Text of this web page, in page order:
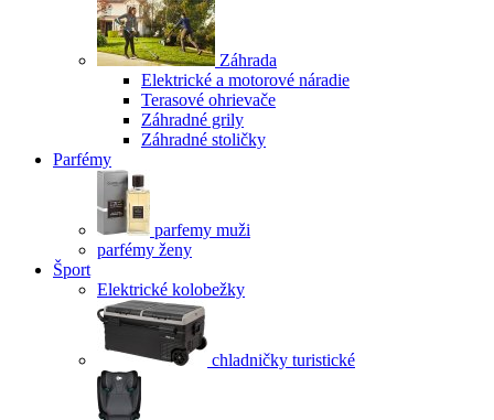
Záhrada
Elektrické a motorové náradie
Terasové ohrievače
Záhradné grily
Záhradné stoličky
Parfémy
parfemy muži
parfémy ženy
Šport
Elektrické kolobežky
chladničky turistické